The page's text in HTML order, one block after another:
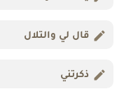
قال لي والتلال
ذكرتني